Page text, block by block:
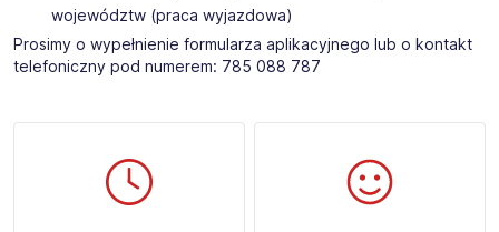
województw (praca wyjazdowa)
Prosimy o wypełnienie formularza aplikacyjnego lub o kontakt
telefoniczny pod numerem: 785 088 787